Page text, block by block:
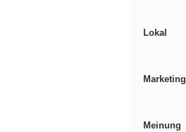
Lokal
Marketing
Meinung